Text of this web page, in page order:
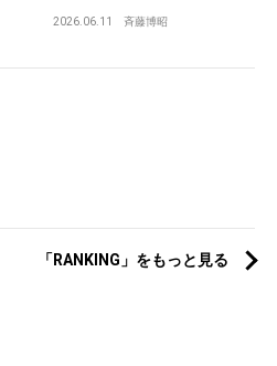
2026.06.11 斉藤博昭
「RANKING」をもっと見る